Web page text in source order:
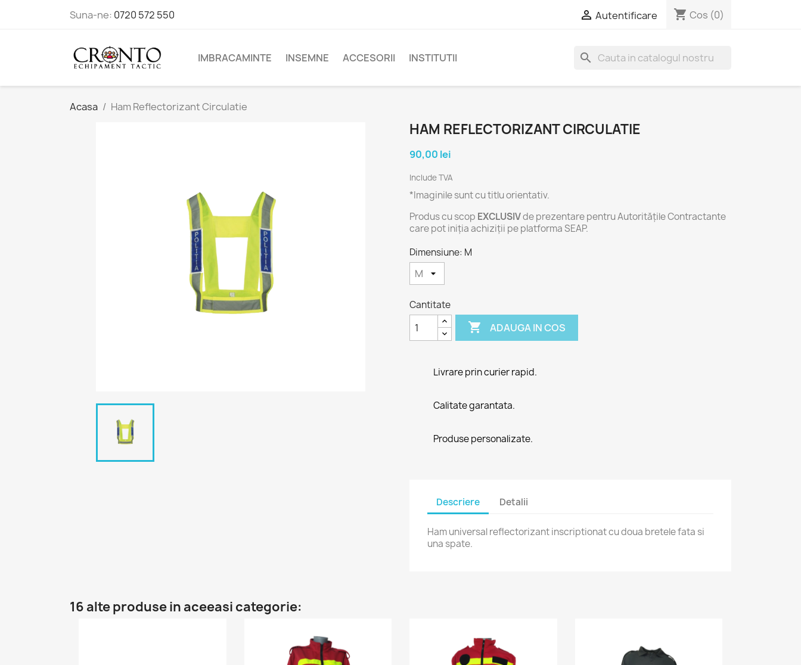
Suna-ne: 0720 572 550  Autentificare shopping_cart Cos (0)
IMBRACAMINTE INSEMNE ACCESORII INSTITUTII search
Acasa Ham Reflectorizant Circulatie
HAM REFLECTORIZANT CIRCULATIE
90,00 lei
Include TVA
*Imaginile sunt cu titlu orientativ.
Produs cu scop EXCLUSIVde prezentare pentru Autoritățile Contractante
care pot iniția achiziții pe platforma SEAP.
Dimensiune: M
Cantitate
 ADAUGA IN COS
Livrare prin curier rapid.
Calitate garantata.
Produse personalizate.
Descriere Detalii
Ham universal reflectorizant inscriptionat cu doua bretele fata si
una spate.
16 alte produse in aceeasi categorie: